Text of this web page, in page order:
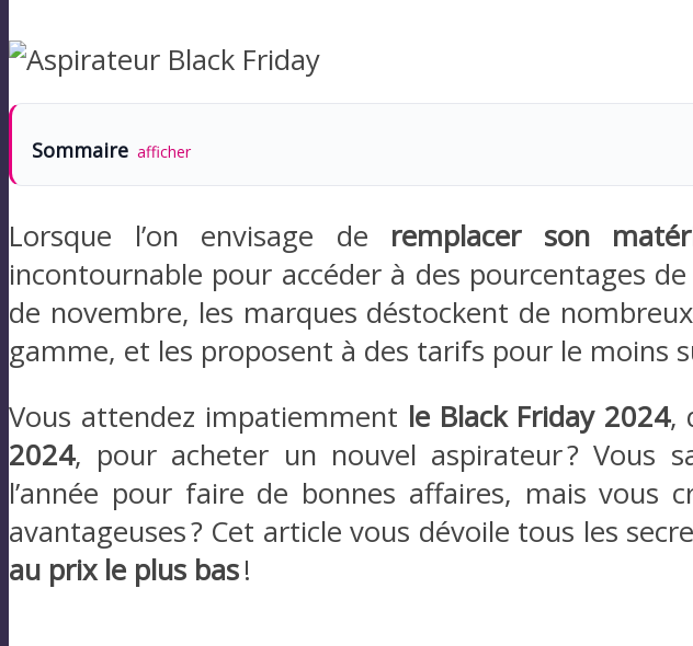
Sommaire afficher
Lorsque l’on envisage de remplacer son
incontournable pour accéder à des pourcentages
de novembre, les marques déstockent de
gamme, et les proposent à des tarifs pour le moins
Vous attendez impatiemment le Black Friday 2024,
2024, pour acheter un nouvel aspirateur ? Vous
l’année pour faire de bonnes affaires, mais vous
avantageuses ? Cet article vous dévoile tous les
au prix le plus bas!